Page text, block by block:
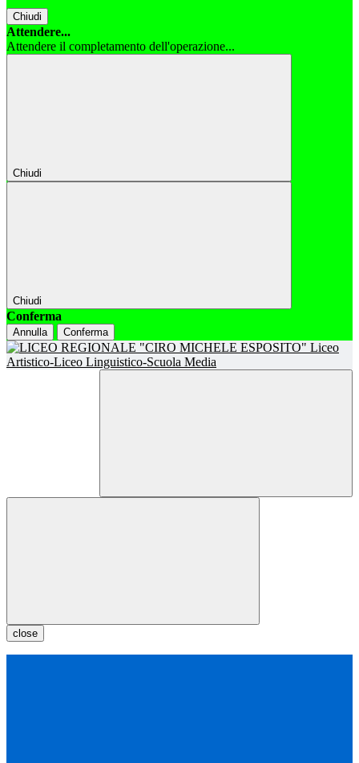
Chiudi
Attendere...
Attendere il completamento dell'operazione...
Chiudi
Chiudi
Conferma
Annulla Conferma
close